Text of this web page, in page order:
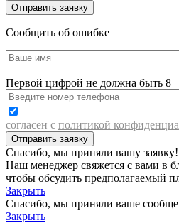
Сообщить об ошибке
Первой цифрой не должна быть 8
согласен с политикой
Спасибо, мы приняли вашу заявку!
Наш менеджер свяжется с вами в
чтобы обсудить предполагаемый
Закрыть
Спасибо, мы приняли ваше
Закрыть